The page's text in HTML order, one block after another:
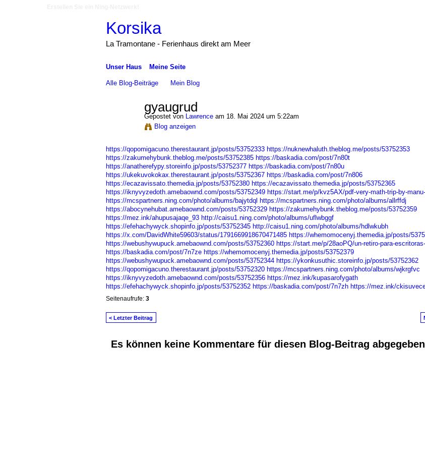
Korsika
La Tramontane - Ferienhaus direkt am Meer
Unser Haus Meine Seite
Alle Blog-Beiträge Mein Blog
gyaugrud
Gepostet von Lawrenceam 18. Mai 2024 um 5:22am
Blog anzeigen
https://qopomigacuno.therestaurant.jp/posts/53752333 https://nuknewhaluth.theblog.me/posts/53752353
https://zakumehybunk.theblog.me/posts/53752385 https://baskadia.com/post/7n80t
https://anatherefypy.storeinfo.jp/posts/53752377 https://baskadia.com/post/7n80u
https://ukekuvokokax.therestaurant.jp/posts/53752367 https://baskadia.com/post/7n806
https://ecazavissato.themedia.jp/posts/53752380 https://ecazavissato.themedia.jp/posts/53752365
https://iknyvyzedoth.amebaownd.com/posts/53752349 https://start.me/p/kvz5AX/pdf-very-math-trip-by-
https://mcspartners.ning.com/photo/albums/bajytdql https://mcspartners.ning.com/photo/albums/allrffdj
https://abocynehubat.amebaownd.com/posts/53752329 https://zakumehybunk.theblog.me/posts/53752359
https://mez.ink/ahupusajaqe_93 http://caisu1.ning.com/photo/albums/uflwbggf
https://efehachywyck.shopinfo.jp/posts/53752345 http://caisu1.ning.com/photo/albums/hdlwkubh
https://x.com/DavidWhite59603/status/1791669918670471485 https://whemomocenyj.themedia.jp/posts/
https://webushywupuck.amebaownd.com/posts/53752360 https://start.me/p/28aoPQ/un-retiro-para-
https://baskadia.com/post/7n7ze https://whemomocenyj.themedia.jp/posts/53752379
https://webushywupuck.amebaownd.com/posts/53752344 https://ykonkusuthic.storeinfo.jp/posts/53752362
https://qopomigacuno.therestaurant.jp/posts/53752320 https://mcspartners.ning.com/photo/albums/wjkrgfvc
https://iknyvyzedoth.amebaownd.com/posts/53752356 https://mez.ink/kupasarofygath
https://efehachywyck.shopinfo.jp/posts/53752352 https://baskadia.com/post/7n7zh https://mez.ink/
Seitenaufrufe: 3
< Letzter Beitrag
Es können keine Kommentare für diesen Blog-Beitrag